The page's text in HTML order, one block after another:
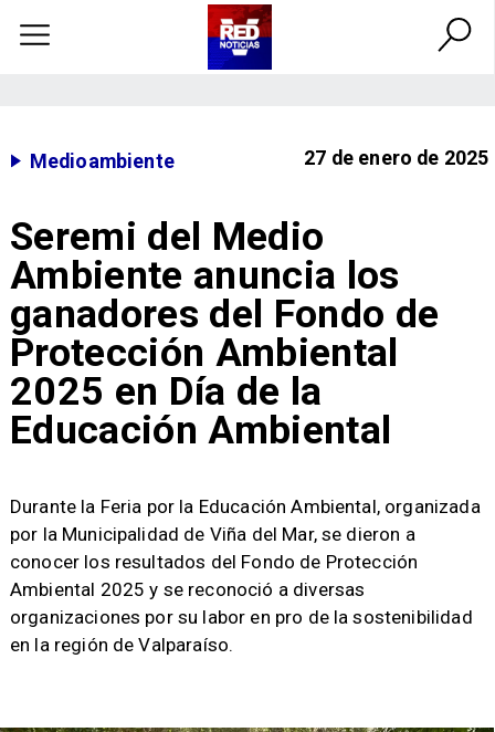
Medioambiente 27 de enero de 2025
Seremi del Medio
Ambiente anuncia los
ganadores del Fondo de
Protección Ambiental
2025 en Día de la
Educación Ambiental
​Durante la Feria por la Educación Ambiental, organizada
por la Municipalidad de Viña del Mar, se dieron a
conocer los resultados del Fondo de Protección
Ambiental 2025 y se reconoció a diversas
organizaciones por su labor en pro de la sostenibilidad
en la región de Valparaíso.